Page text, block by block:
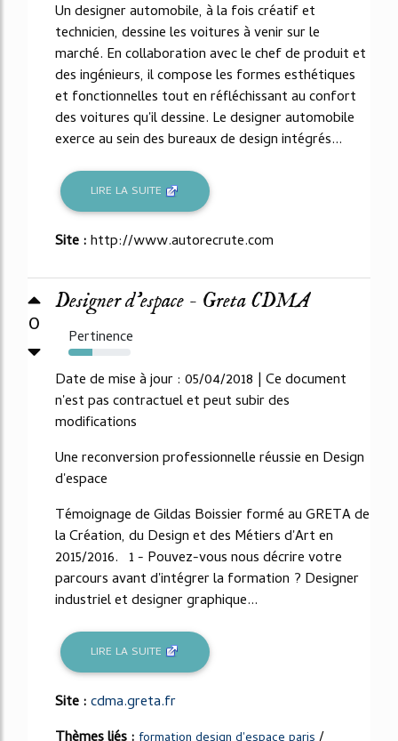
Un designer automobile, à la fois créatif et
technicien, dessine les voitures à venir sur le
marché. En collaboration avec le chef de produit et
des ingénieurs, il compose les formes esthétiques
et fonctionnelles tout en réfléchissant au confort
des voitures qu'il dessine. Le designer automobile
exerce au sein des bureaux de design intégrés...
LIRE LA SUITE
Site :http://www.autorecrute.com
0
Designer d’espace - Greta CDMA
Pertinence
38%
Date de mise à jour : 05/04/2018 | Ce document
n'est pas contractuel et peut subir des
modifications
Une reconversion professionnelle réussie en Design
d'espace
Témoignage de Gildas Boissier formé au GRETA de
la Création, du Design et des Métiers d'Art en
2015/2016. 1 - Pouvez-vous nous décrire votre
parcours avant d'intégrer la formation ? Designer
industriel et designer graphique...
LIRE LA SUITE
Site :cdma.greta.fr